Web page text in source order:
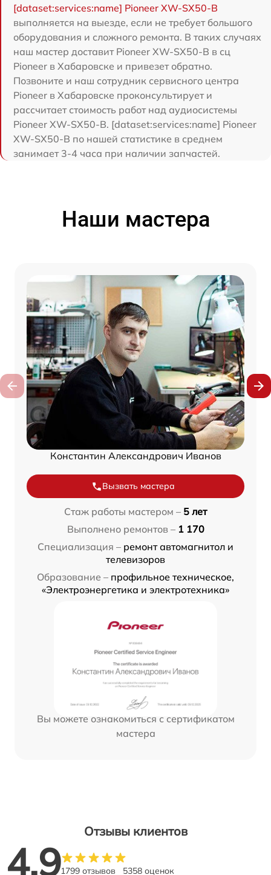
[dataset:services:name] Pioneer XW-SX50-B
выполняется на выезде, если не требует большого
оборудования и сложного ремонта. В таких случаях
наш мастер доставит Pioneer XW-SX50-B в сц
Pioneer в Хабаровске и привезет обратно.
Позвоните и наш сотрудник сервисного центра
Pioneer в Хабаровске проконсультирует и
рассчитает стоимость работ над аудиосистемы
Pioneer XW-SX50-B. [dataset:services:name] Pioneer
XW-SX50-B по нашей статистике в среднем
занимает 3-4 часа при наличии запчастей.
Наши мастера
Константин Александрович Иванов
Вызвать мастера
Стаж работы мастером – 5 лет
Выполнено ремонтов – 1 170
Специализация – ремонт автомагнитол и
телевизоров
Образование – профильное техническое,
«Электроэнергетика и электротехника»
Вы можете ознакомиться с сертификатом
мастера
Отзывы клиентов
4.91799 отзывов 5358 оценок